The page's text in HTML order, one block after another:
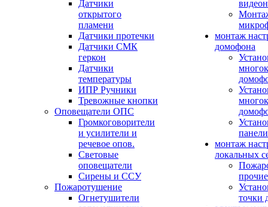
Датчики
открытого
пламени
Датчики протечки
Датчики СМК
геркон
Датчики
температуры
ИПР Ручники
Тревожные кнопки
Оповещатели ОПС
Громкоговорители
и усилители и
речевое опов.
Световые
оповещатели
Сирены и ССУ
Пожаротушение
Огнетушители
монтаж
домофона
панели
монтаж
локальных
точки